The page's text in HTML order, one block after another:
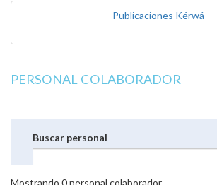
Publicaciones Kérwá
PERSONAL COLABORADOR
Buscar personal
Mostrando 0personal colaborador